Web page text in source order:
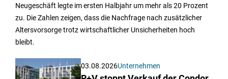
Neugeschäft legte im ersten Halbjahr um mehr als 20 Prozent
zu. Die Zahlen zeigen, dass die Nachfrage nach zusätzlicher
Altersvorsorge trotz wirtschaftlicher Unsicherheiten hoch
bleibt.
03.08.2026Unternehmen